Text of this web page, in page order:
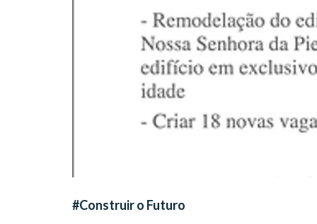
#Construir o Futuro